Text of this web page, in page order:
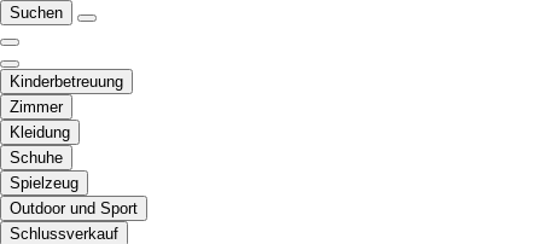
Suchen
Kinderbetreuung
Zimmer
Kleidung
Schuhe
Spielzeug
Outdoor und Sport
Schlussverkauf